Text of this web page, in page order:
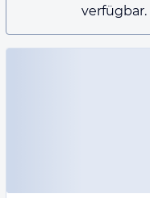
verfügbar.